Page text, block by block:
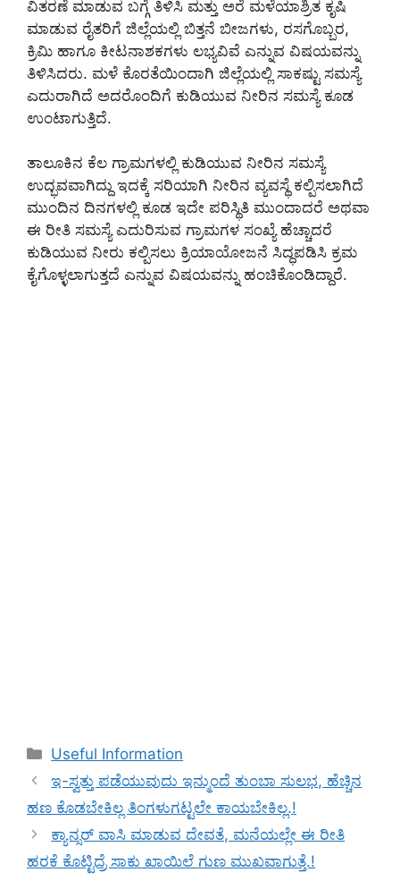
ವಿತರಣೆ ಮಾಡುವ ಬಗ್ಗೆ ತಿಳಿಸಿ ಮತ್ತು ಅರೆ ಮಳೆಯಾಶ್ರಿತ ಕೃಷಿ
ಮಾಡುವ ರೈತರಿಗೆ ಜಿಲ್ಲೆಯಲ್ಲಿ ಬಿತ್ತನೆ ಬೀಜಗಳು, ರಸಗೊಬ್ಬರ,
ಕ್ರಿಮಿ ಹಾಗೂ ಕೀಟನಾಶಕಗಳು ಲಭ್ಯವಿವೆ ಎನ್ನುವ ವಿಷಯವನ್ನು
ತಿಳಿಸಿದರು. ಮಳೆ ಕೊರತೆಯಿಂದಾಗಿ ಜಿಲ್ಲೆಯಲ್ಲಿ ಸಾಕಷ್ಟು ಸಮಸ್ಯೆ
ಎದುರಾಗಿದೆ ಅದರೊಂದಿಗೆ ಕುಡಿಯುವ ನೀರಿನ ಸಮಸ್ಯೆ ಕೂಡ
ಉಂಟಾಗುತ್ತಿದೆ.
ತಾಲೂಕಿನ ಕೆಲ ಗ್ರಾಮಗಳಲ್ಲಿ ಕುಡಿಯುವ ನೀರಿನ ಸಮಸ್ಯೆ
ಉದ್ಭವವಾಗಿದ್ದು ಇದಕ್ಕೆ ಸರಿಯಾಗಿ ನೀರಿನ ವ್ಯವಸ್ಥೆ ಕಲ್ಪಿಸಲಾಗಿದೆ
ಮುಂದಿನ ದಿನಗಳಲ್ಲಿ ಕೂಡ ಇದೇ ಪರಿಸ್ಥಿತಿ ಮುಂದಾದರೆ ಅಥವಾ
ಈ ರೀತಿ ಸಮಸ್ಯೆ ಎದುರಿಸುವ ಗ್ರಾಮಗಳ ಸಂಖ್ಯೆ ಹೆಚ್ಚಾದರೆ
ಕುಡಿಯುವ ನೀರು ಕಲ್ಪಿಸಲು ಕ್ರಿಯಾಯೋಜನೆ ಸಿದ್ಧಪಡಿಸಿ ಕ್ರಮ
ಕೈಗೊಳ್ಳಲಾಗುತ್ತದೆ ಎನ್ನುವ ವಿಷಯವನ್ನು ಹಂಚಿಕೊಂಡಿದ್ದಾರೆ.
Categories
Useful Information
ಇ-ಸ್ವತ್ತು ಪಡೆಯುವುದು ಇನ್ಮುಂದೆ ತುಂಬಾ ಸುಲಭ, ಹೆಚ್ಚಿನ
ಹಣ ಕೊಡಬೇಕಿಲ್ಲ ತಿಂಗಳುಗಟ್ಟಲೇ ಕಾಯಬೇಕಿಲ್ಲ.!
ಕ್ಯಾನ್ಸರ್ ವಾಸಿ ಮಾಡುವ ದೇವತೆ, ಮನೆಯಲ್ಲೇ ಈ ರೀತಿ
ಹರಕೆ ಕೊಟ್ಟಿದ್ರೆ ಸಾಕು ಖಾಯಿಲೆ ಗುಣ ಮುಖವಾಗುತ್ತೆ.!